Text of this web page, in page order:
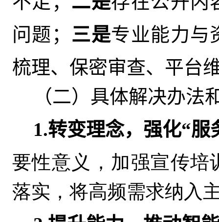
问题； 三是专业能力与
梳理、保密审查、平台
（二）具体解决办法
1.转变理念， 强化“服
要性意义，加强宣传培
落实，将高频需求纳入